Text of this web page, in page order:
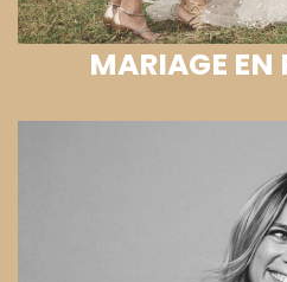
MARIAGE EN